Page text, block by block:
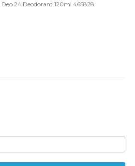
Deo 24 Deodorant 120ml 465828